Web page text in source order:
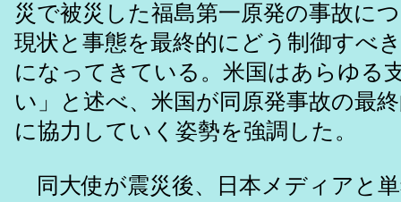
災で被災した福島第一原発の事故に
現状と事態を最終的にどう制御すべ
になってきている。米国はあらゆる
い」と述べ、米国が同原発事故の最
に協力していく姿勢を強調した。
同大使が震災後、日本メディアと